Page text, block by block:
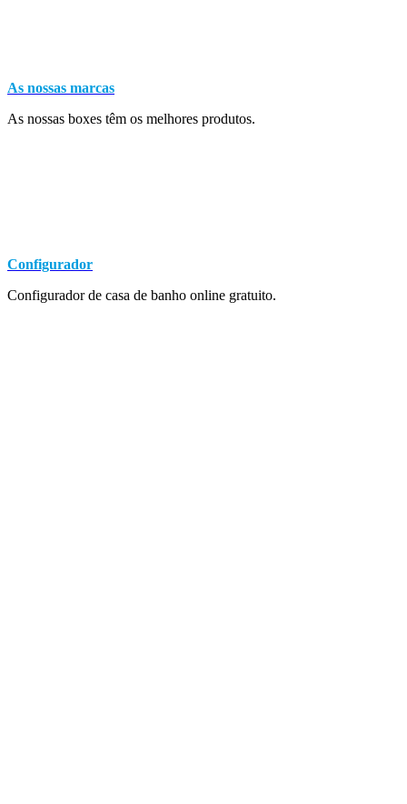
As nossas marcas
As nossas boxes têm os melhores produtos.
Configurador
Configurador de casa de banho online gratuito.